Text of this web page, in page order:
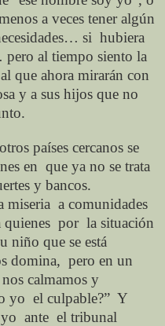
a veces tener algún
si hubiera
pero al tiempo siento la
al que ahora mirarán con
y a sus hijos que no
países cercanos se
en que ya no se trata
y bancos.
miseria a comunidades
quienes por la situación
niño que se está
domina, pero en un
calmamos y
yo el culpable?” Y
yo ante el tribunal